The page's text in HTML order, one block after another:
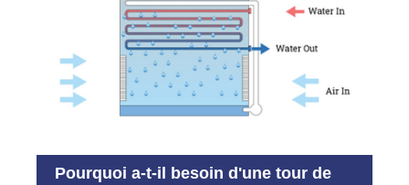
Pourquoi a-t-il besoin d'une tour de